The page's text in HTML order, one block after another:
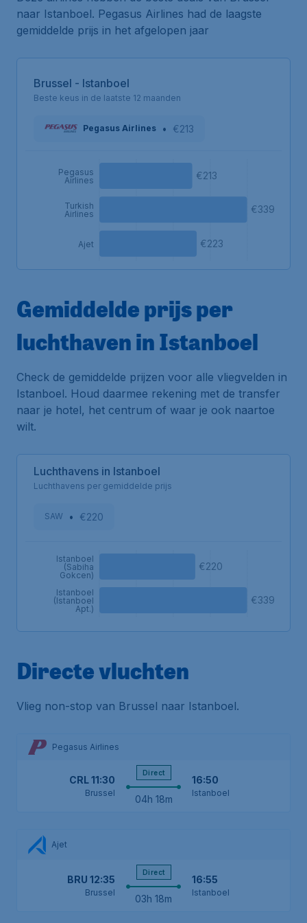
naar Istanboel. Pegasus Airlines had de laagste
gemiddelde prijs in het afgelopen jaar
Brussel - Istanboel
Beste keus in de laatste 12 maanden
Pegasus Airlines • €213
Pegasus
Airlines
Turkish
Airlines
Ajet
€213
€339
€223
Gemiddelde prijs per
luchthaven in Istanboel
Check de gemiddelde prijzen voor alle vliegvelden in
Istanboel. Houd daarmee rekening met de transfer
naar je hotel, het centrum of waar je ook naartoe
wilt.
Luchthavens in Istanboel
Luchthavens per gemiddelde prijs
SAW • €220
Istanboel
(Sabiha
Gokcen)
Istanboel
(Istanboel
Apt.)
€220
€339
Directe vluchten
Vlieg non-stop van Brussel naar Istanboel.
Pegasus Airlines
CRL11:30
Brussel
Direct
04h 18m
16:50
Istanboel
Ajet
BRU 12:35
Brussel
Direct
03h 18m
16:55
Istanboel